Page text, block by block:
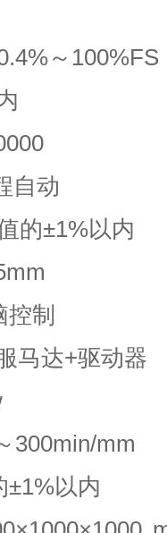
～100%FS
自动
的±1%以内
制
马达+驱动器
300min/mm
±1%以内